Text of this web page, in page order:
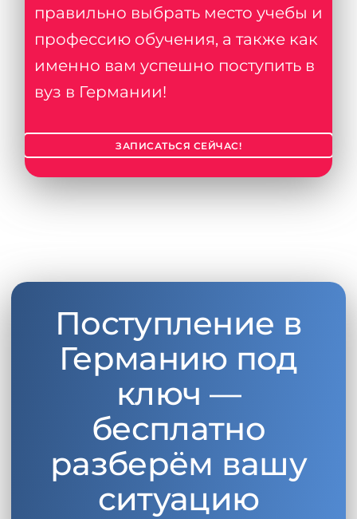
правильно выбрать место учебы и
профессию обучения, а также как
именно вам успешно поступить в
вуз в Германии!
ЗАПИСАТЬСЯ СЕЙЧАС!
Поступление в
Германию под
ключ —
бесплатно
разберём вашу
ситуацию